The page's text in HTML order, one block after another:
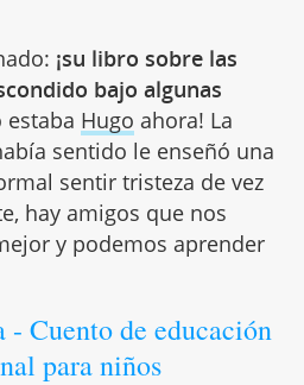
¡su libro sobre las
bajo algunas
estaba Hugo ahora! La
sentido le enseñó una
sentir tristeza de vez
hay amigos que nos
y podemos aprender
- Cuento de educación
para niños